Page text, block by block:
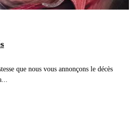
que nous vous annonçons le décès